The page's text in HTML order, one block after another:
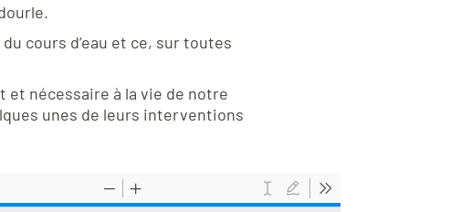
cours d’eau et ce, sur toutes
nécessaire à la vie de notre
unes de leurs interventions